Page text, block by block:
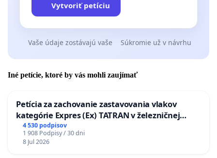
Vytvoriť petíciu
Vaše údaje zostávajú vaše Súkromie už v návrhu
Iné petície, ktoré by vás mohli zaujímať
Petícia za zachovanie zastavovania vlakov
kategórie Expres (Ex) TATRAN v železničnej
stanici Púchov
4 530 podpisov
1 908 Podpisy / 30 dni
8 Jul 2026